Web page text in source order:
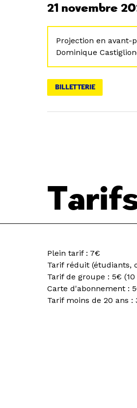
21 novembre
Projection en avant-
Dominique
BILLETTERIE
Plein tarif : 7€
Tarif réduit (étudiants,
Tarif de groupe : 5€
Carte d'abonnement :
Tarif moins de 20 ans :